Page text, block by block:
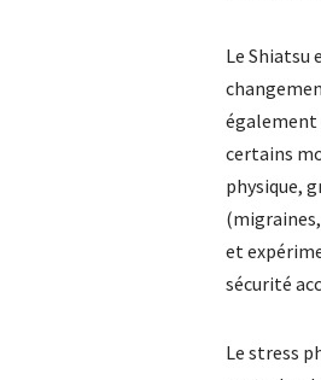
Le Shiatsu
également
certains
physique,
et
sécurité
Le stress